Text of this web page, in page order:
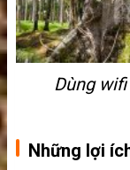
Dùng
Những lợi